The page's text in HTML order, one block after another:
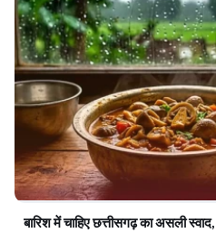
बारिश में चाहिए छत्तीसगढ़ का असली